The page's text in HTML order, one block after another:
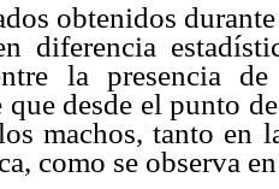
obtenidos
diferencia
la presencia
que desde el punto
machos, tanto en
como se observa